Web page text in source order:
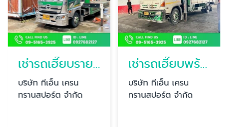
เช่ารถเฮี๊ยบรายวัน นนทบุรี
บริษัท ทีเอ็น เครน
ทรานสปอร์ต จำกัด
เช่ารถเฮี๊ยบพร้อมคนขับ นนทบุรี
บริษัท ทีเอ็น เครน
ทรานสปอร์ต จำกัด